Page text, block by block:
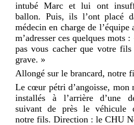
intubé Marc et lui ont
ballon. Puis, ils l’ont placé
médecin en charge de l’équipe
m’adresser ces quelques mots
pas vous cacher que votre
grave. »
Allongé sur le brancard, notre
Le cœur pétri d’angoisse, mon
installés à l’arrière d’une
suivant de près le véhicule
notre fils. Direction : le CHU